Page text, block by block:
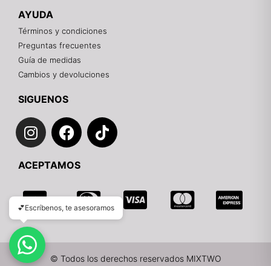
AYUDA
Términos y condiciones
Preguntas frecuentes
Guía de medidas
Cambios y devoluciones
SIGUENOS
I
n
t
g
r
a
m
F
a
e
o
o
T
i
k
ACEPTAMOS
© Todos los derechos reservados MIXTWO
💕Escríbenos, te asesoramos
Contáctanos por el canal que prefieras 💕
WhatsApp
Instagram
Teléfono
Email